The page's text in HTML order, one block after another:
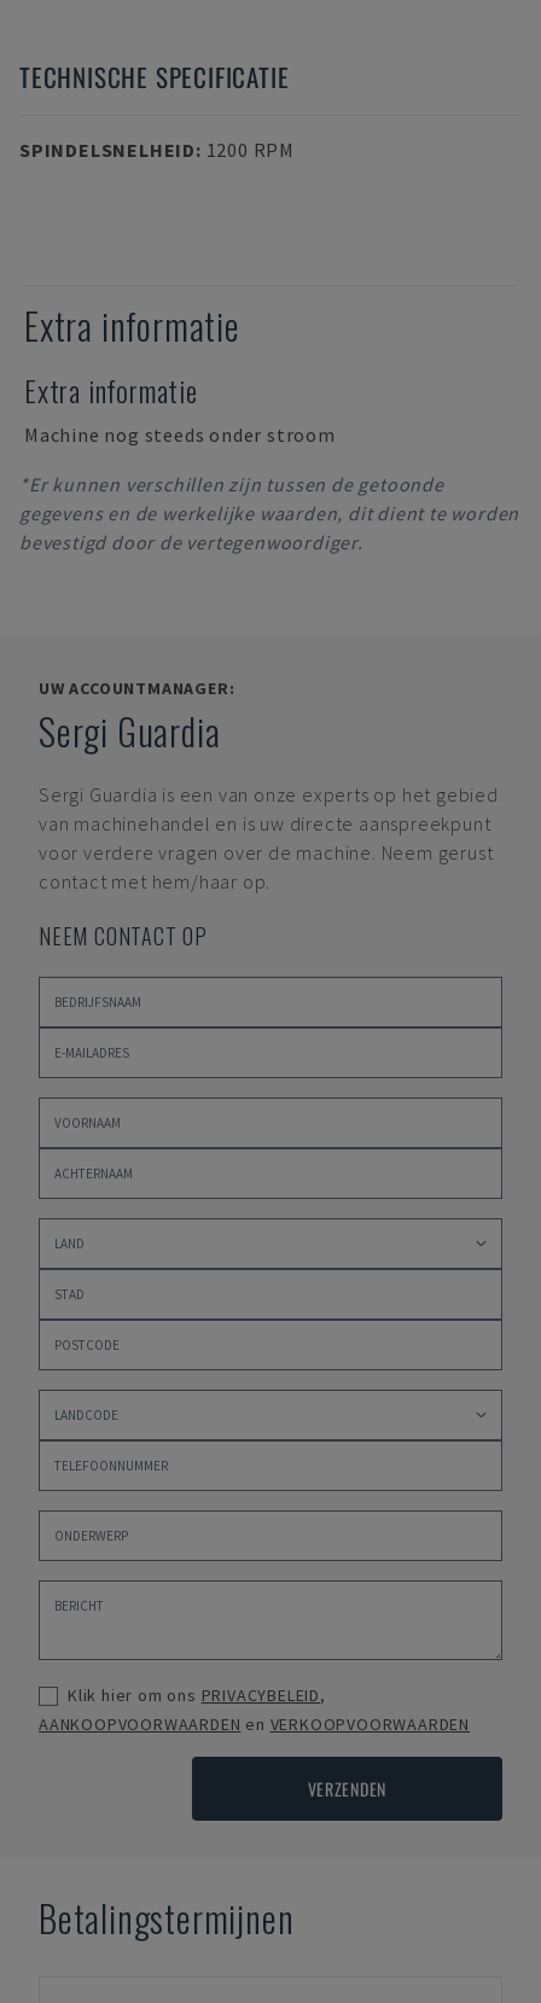
TECHNISCHE SPECIFICATIE
SPINDELSNELHEID: 1200 RPM
Extra informatie
Extra informatie
Machine nog steeds onder stroom
*Er kunnen verschillen zijn tussen de getoonde
gegevens en de werkelijke waarden, dit dient te worden
bevestigd door de vertegenwoordiger.
UW ACCOUNTMANAGER:
Sergi Guardia
Sergi Guardia is een van onze experts op het gebied
van machinehandel en is uw directe aanspreekpunt
voor verdere vragen over de machine. Neem gerust
contact met hem/haar op.
NEEM CONTACT OP
Klik hier om ons PRIVACYBELEID,
AANKOOPVOORWAARDEN en VERKOOPVOORWAARDEN
VERZENDEN
Betalingstermijnen